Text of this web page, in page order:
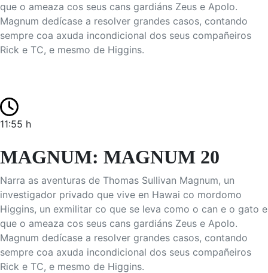
que o ameaza cos seus cans gardiáns Zeus e Apolo.
Magnum dedícase a resolver grandes casos, contando
sempre coa axuda incondicional dos seus compañeiros
Rick e TC, e mesmo de Higgins.
11:55 h
MAGNUM: MAGNUM 20
Narra as aventuras de Thomas Sullivan Magnum, un
investigador privado que vive en Hawai co mordomo
Higgins, un exmilitar co que se leva como o can e o gato e
que o ameaza cos seus cans gardiáns Zeus e Apolo.
Magnum dedícase a resolver grandes casos, contando
sempre coa axuda incondicional dos seus compañeiros
Rick e TC, e mesmo de Higgins.